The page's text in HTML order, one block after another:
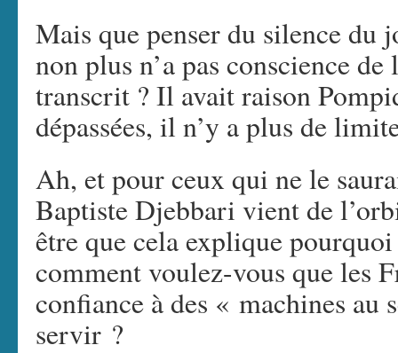
Mais que penser du silence
non plus n’a pas conscience
transcrit ? Il avait raison
dépassées, il n’y a plus de
Ah, et pour ceux qui ne le
Baptiste Djebbari vient de
être que cela explique
comment voulez-vous que les
confiance à des « machines au
servir ?